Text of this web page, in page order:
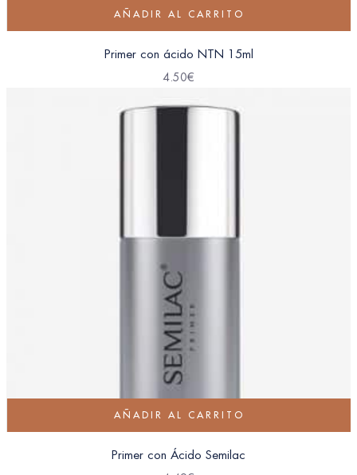
AÑADIR AL CARRITO
Primer con ácido NTN 15ml
4.50€
AÑADIR AL CARRITO
Primer con Ácido Semilac